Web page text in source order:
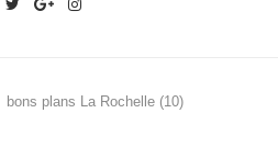
bons plans La Rochelle (10)